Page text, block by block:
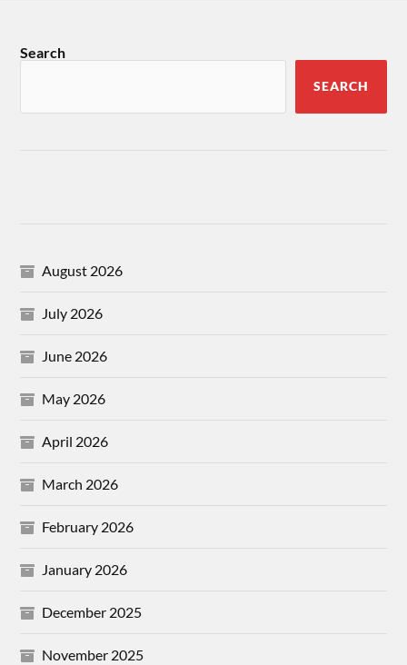
Search
SEARCH
August 2026
July 2026
June 2026
May 2026
April 2026
March 2026
February 2026
January 2026
December 2025
November 2025